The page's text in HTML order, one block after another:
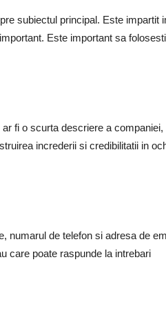
subiectul principal. Este impartit
Este important sa
fi o scurta descriere a companiei,
increderii si credibilitatii in
numarul de telefon si adresa de
care poate raspunde la intrebari